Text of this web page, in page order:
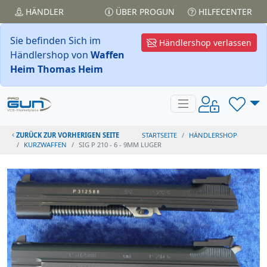
HÄNDLER ÜBER PROGUN HILFECENTER
Händlershop verlassen
Sie befinden Sich im
Händlershop von Waffen
Heim Thomas Heim
ZURÜCK ZUR VORHERIGEN SEITE STARTSEITE
HÄNDLERSHOP
KURZWAFFEN
SIG P 210 - 6 - 9MM LUGER